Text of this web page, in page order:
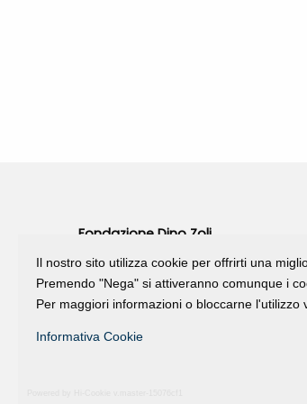
Fondazione Dino Zoli
viale Bologna 288, Forlì
Fondo dot. euro 285.000 i.v.
CF e P.IVA 03692820404
Isc.Reg Per.Giu. n. 10404
Il nostro sito utilizza cookie per offrirti una
Premendo "Nega" si attiveranno comunque i
Per maggiori informazioni o bloccarne l'utilizzo
Informativa Cookie